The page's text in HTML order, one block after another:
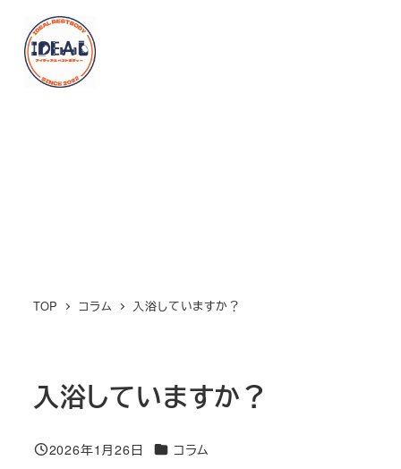
TOP コラム 入浴していますか？
入浴していますか？
投稿日
2026年1月26日 カテゴリー
コラム